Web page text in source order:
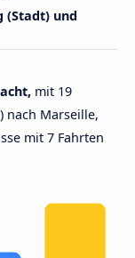
(Stadt) und
mit 19
nach Marseille,
mit 7 Fahrten